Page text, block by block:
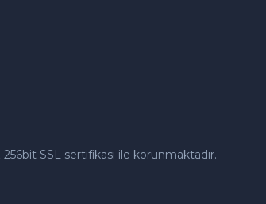
SSL sertifikası ile korunmaktadır.